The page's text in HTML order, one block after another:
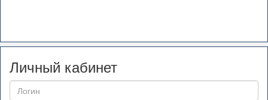
Личный кабинет